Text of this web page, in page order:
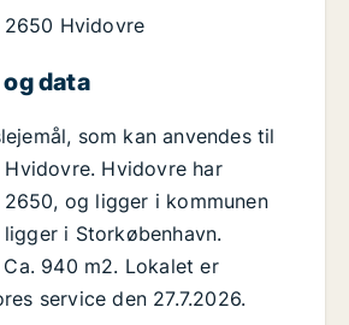
Hvidovre
data
som kan anvendes til
Hvidovre har
og ligger i kommunen
i Storkøbenhavn.
940 m2. Lokalet er
service den 27.7.2026.